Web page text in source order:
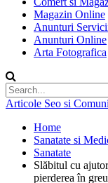
Magazin Online
Anunturi
Anunturi Online
Arta Fotografica
Articole Seo si
Home
Sanatate si
Sanatate
Slăbitul cu
pierderea în